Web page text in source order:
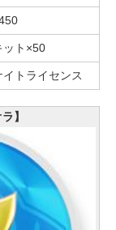
ット×50
トライセンス
】